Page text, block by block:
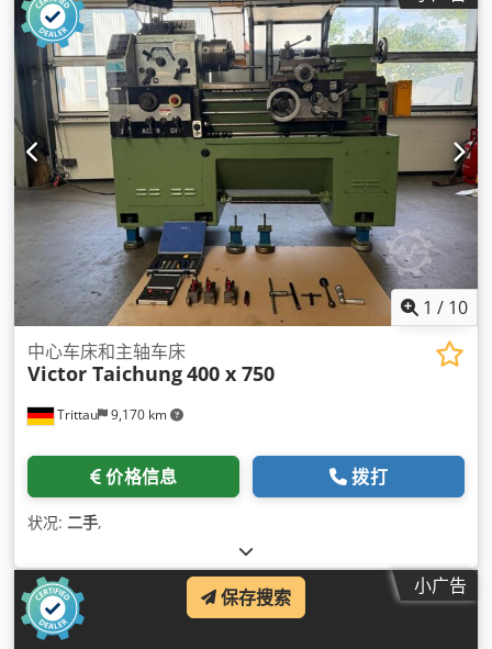
1 / 10
Trittau 9,170 km
中心车床和主轴车床
Victor Taichung400 x 750
价格信息 拨打
状况: 二手,
小广告
保存搜索